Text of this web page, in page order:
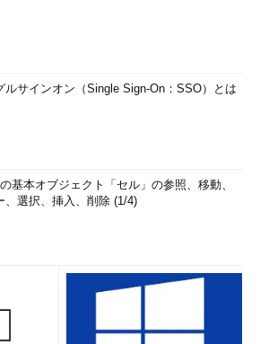
ルサインオン（Single Sign-On：SSO）とは
基本オブジェクト「セル」の参照、移動、
、選択、挿入、削除 (1/4)